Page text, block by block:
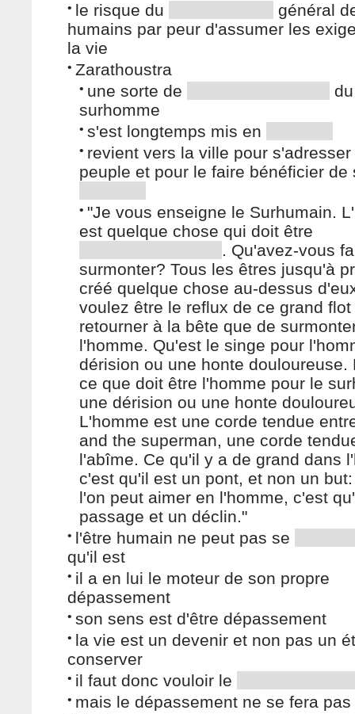
• le risque du
général
humains par peur d'assumer les
la vie
• Zarathoustra
• une sorte de
du
surhomme
• s'est longtemps mis en
• revient vers la ville pour s'adresser
peuple et pour le faire bénéficier de
• "Je vous enseigne le Surhumain.
est quelque chose qui doit être
. Qu'avez-vous
surmonter? Tous les êtres jusqu'à
créé quelque chose au-dessus
voulez être le reflux de ce grand
retourner à la bête que de
l'homme. Qu'est le singe pour
dérision ou une honte douloureuse.
ce que doit être l'homme pour le
une dérision ou une honte
L'homme est une corde tendue
and the superman, une corde
l'abîme. Ce qu'il y a de grand dans
c'est qu'il est un pont, et non un
l'on peut aimer en l'homme, c'est
passage et un déclin."
• l'être humain ne peut pas se
qu'il est
• il a en lui le moteur de son propre
dépassement
• son sens est d'être dépassement
• la vie est un devenir et non pas un
conserver
• il faut donc vouloir le
• mais le dépassement ne se fera